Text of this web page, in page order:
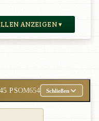
ANZEIGEN ▾
PSOM654 Schließen